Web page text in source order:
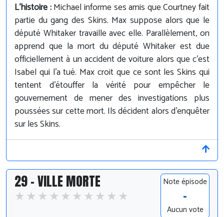
L'histoire :Michael informe ses amis que Courtney fait
partie du gang des Skins. Max suppose alors que le
député Whitaker travaille avec elle. Parallèlement, on
apprend que la mort du député Whitaker est due
officiellement à un accident de voiture alors que c'est
Isabel qui l'a tué. Max croit que ce sont les Skins qui
tentent d'étouffer la vérité pour empêcher le
gouvernement de mener des investigations plus
poussées sur cette mort. Ils décident alors d'enquêter
sur les Skins.
29 - VILLE MORTE Note épisode
-
Aucun vote